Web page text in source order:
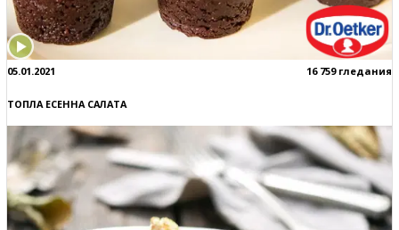
05.01.2021 16 759 гледания
ТОПЛА ЕСЕННА САЛАТА